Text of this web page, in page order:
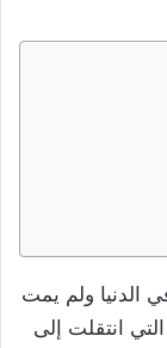
الدنيا ولم يمت
انتقلت إلى